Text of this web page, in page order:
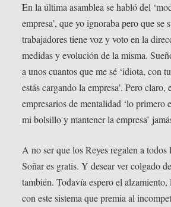
En la última asamblea se habló del
empresa’, que yo ignoraba pero que se
trabajadores tiene voz y voto en la
medidas y evolución de la misma.
a unos cuantos que me sé ‘idiota, con
estás cargando la empresa’. Pero
empresarios de mentalidad ‘lo
mi bolsillo y mantener la empresa’
A no ser que los Reyes regalen a
Soñar es gratis. Y desear ver colgado
también. Todavía espero el
con este sistema que premia al